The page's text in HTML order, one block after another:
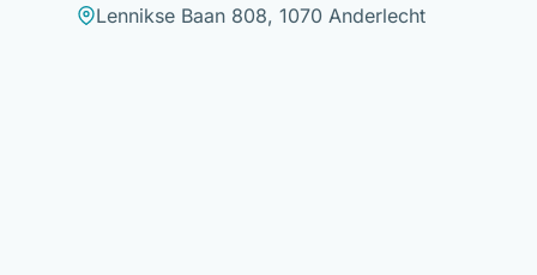
Lennikse Baan 808, 1070 Anderlecht